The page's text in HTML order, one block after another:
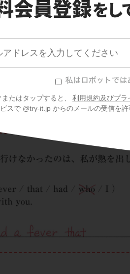
たはタップすると、 利用規約及びプラ
スで @try-it.jp からのメールの受信を
となるね。
I couldn't go hiking